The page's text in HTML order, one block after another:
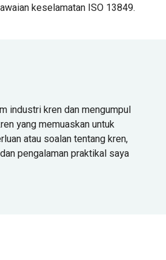
keselamatan ISO 13849.
industri kren dan mengumpul
yang memuaskan untuk
atau soalan tentang kren,
pengalaman praktikal saya